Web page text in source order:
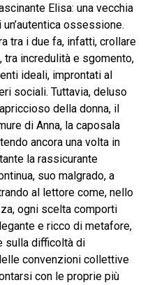
Elisa: una vecchia
ossessione.
tra i due fa, infatti, crollare
tra incredulità e sgomento,
ideali, improntati al
sociali. Tuttavia, deluso
della donna, il
di Anna, la caposala
ancora una volta in
la rassicurante
suo malgrado, a
al lettore come, nello
ogni scelta comporti
e ricco di metafore,
sulla difficoltà di
convenzioni collettive
con le proprie più